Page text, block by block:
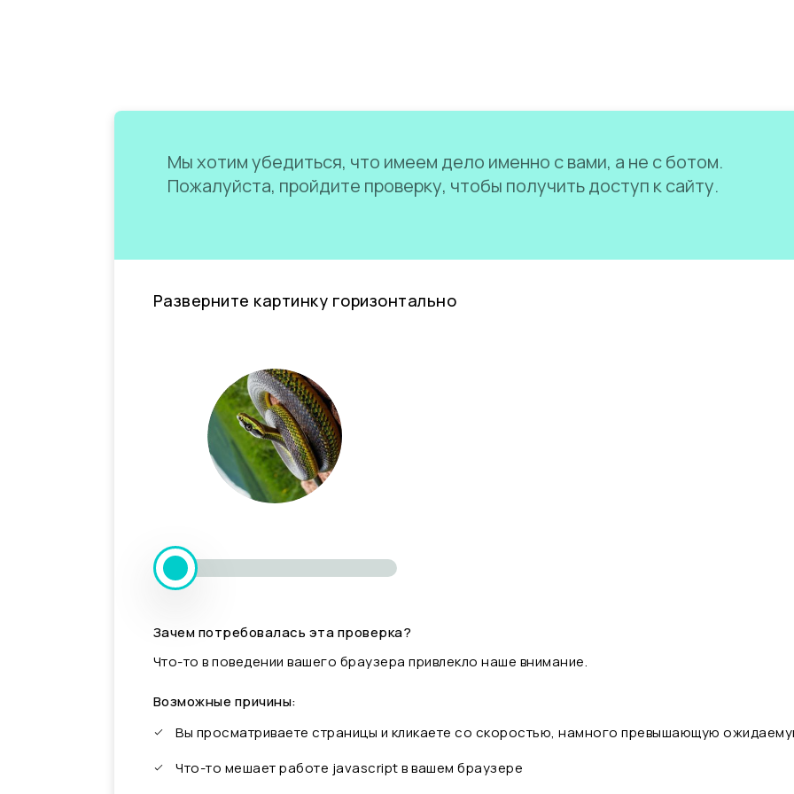
Мы хотим убедиться, что имеем дело именно с вами, а не с ботом.
Пожалуйста, пройдите проверку, чтобы получить доступ к сайту.
Разверните картинку горизонтально
Зачем потребовалась эта проверка?
Что-то в поведении вашего браузера привлекло наше внимание.
Возможные причины:
Вы просматриваете страницы и кликаете со скоростью, намного превышающую
Что-то мешает работе javascript в вашем браузере